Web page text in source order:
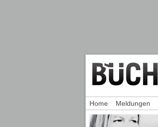
Home Meldungen